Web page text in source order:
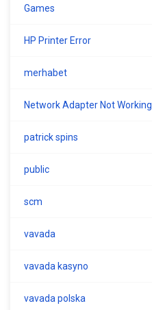
Games
HP Printer Error
merhabet
Network Adapter Not Working
patrick spins
public
scm
vavada
vavada kasyno
vavada polska